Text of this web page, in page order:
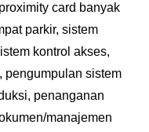
card banyak
parkir, sistem
kontrol akses,
pengumpulan sistem
penanganan
manajemen